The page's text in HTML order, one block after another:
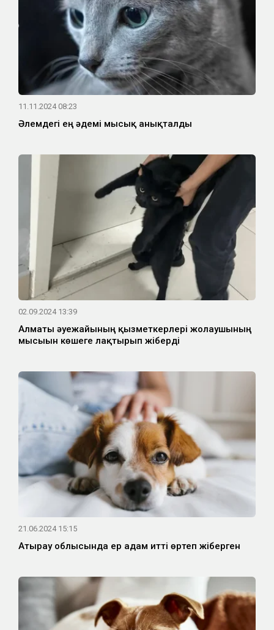
11.11.2024 08:23
Әлемдегі ең әдемі мысық анықталды
02.09.2024 13:39
Алматы әуежайының қызметкерлері жолаушының
мысығын көшеге лақтырып жіберді
21.06.2024 15:15
Атырау облысында ер адам итті өртеп жіберген